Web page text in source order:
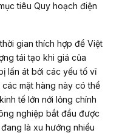
tiêu Quy hoạch điện
tái tạo khi giá của
lấn át bởi các yếu tố vĩ
mặt hàng này có thể
tế lớn nới lỏng chính
nghiệp bắt đầu được
là xu hướng nhiều